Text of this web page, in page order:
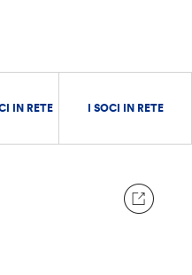
IN RETE I SOCI IN RETE